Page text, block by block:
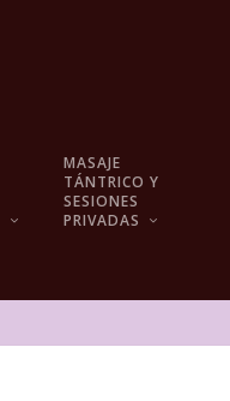
MASAJE
TÁNTRICO Y
SESIONES
PRIVADAS